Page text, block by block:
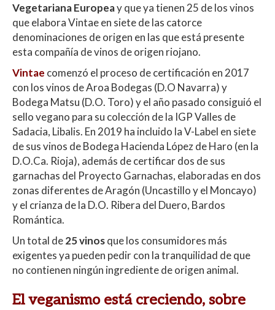
Vegetariana Europeay que ya tienen 25 de los vinos
que elabora Vintae en siete de las catorce
denominaciones de origen en las que está presente
esta compañía de vinos de origen riojano.
Vintae comenzó el proceso de certificación en 2017
con los vinos de Aroa Bodegas (D.O Navarra) y
Bodega Matsu (D.O. Toro) y el año pasado consiguió el
sello vegano para su colección de la IGP Valles de
Sadacia, Libalis. En 2019 ha incluido la V-Label en siete
de sus vinos de Bodega Hacienda López de Haro (en la
D.O.Ca. Rioja), además de certificar dos de sus
garnachas del Proyecto Garnachas, elaboradas en dos
zonas diferentes de Aragón (Uncastillo y el Moncayo)
y el crianza de la D.O. Ribera del Duero, Bardos
Romántica.
Un total de25 vinosque los consumidores más
exigentes ya pueden pedir con la tranquilidad de que
no contienen ningún ingrediente de origen animal.
El veganismo está creciendo, sobre